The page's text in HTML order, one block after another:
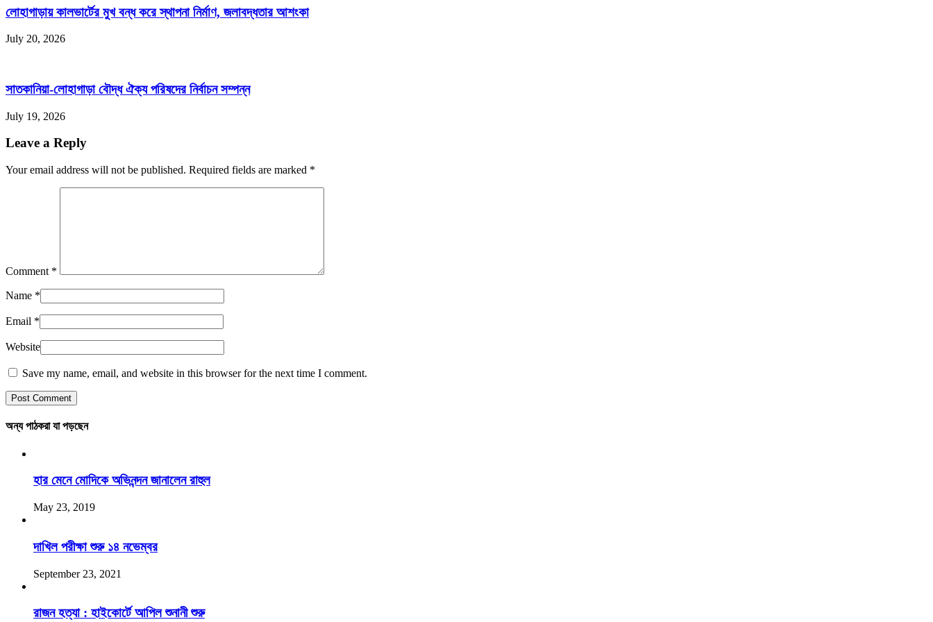
লোহাগাড়ায় কালভার্টের মুখ বন্ধ করে স্থাপনা নির্মাণ, জলাবদ্ধতার আশংকা
July 20, 2026
সাতকানিয়া-লোহাগাড়া বৌদ্ধ ঐক্য পরিষদের নির্বাচন সম্পন্ন
July 19, 2026
Leave a Reply
Your email address will not be published. Required fields are marked *
Comment *
Name *
Email *
Website
Save my name, email, and website in this browser for the next time I comment.
অন্য পাঠকরা যা পড়ছেন
হার মেনে মোদিকে অভিনন্দন জানালেন রাহুল
May 23, 2019
দাখিল পরীক্ষা শুরু ১৪ নভেম্বর
September 23, 2021
রাজন হত্যা : হাইকোর্টে আপিল শুনানী শুরু